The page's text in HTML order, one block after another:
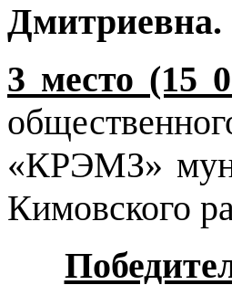
Дмитриевна.
3 место (15
«КРЭМЗ»
Кимовского